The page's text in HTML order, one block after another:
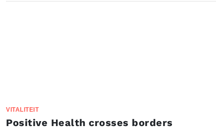
VITALITEIT
Positive Health crosses borders